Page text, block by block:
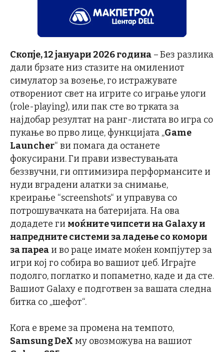
Скопје, 12 јануари 2026 година –Без разлика
дали брзате низ стазите на омилениот
симулатор за возење, го истражувате
отворениот свет на игрите со играње улоги
(role-playing), или пак сте во трката за
најдобар резултат на ранг-листата во игра со
пукање во прво лице, функцијата „Game
Launcher“ ви помага да останете
фокусирани. Ги прави известувањата
беззвучни, ги оптимизира перформансите и
нуди вградени алатки за снимање,
креирање “screenshots“ и управува со
потрошувачката на батеријата. На ова
додадете ги моќните чипсети на Galaxy и
напредните системи за ладење со комори
за пареа и во раце имате моќен компјутер за
игри кој го собира во вашиот џеб. Играјте
подолго, поглатко и попаметно, каде и да сте.
Вашиот Galaxy е подготвен за вашата следна
битка со „шефот“.
Кога е време за промена на темпото,
Samsung DeX му овозможува на вашиот